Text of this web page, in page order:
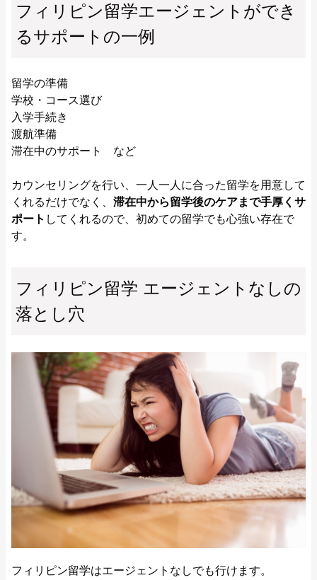
フィリピン留学エージェントができ
るサポートの一例
留学の準備
学校・コース選び
入学手続き
渡航準備
滞在中のサポート など
カウンセリングを行い、一人一人に合った留学を用意して
くれるだけでなく、 滞在中から留学後のケアまで手厚くサ
ポート してくれるので、初めての留学でも心強い存在で
す。
フィリピン留学 エージェントなしの
落とし穴
フィリピン留学はエージェントなしでも行けます。